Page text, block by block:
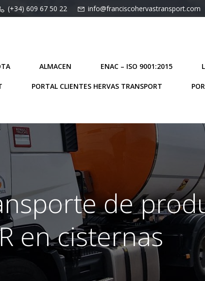
(+34) 609 67 50 22 info@franciscohervastransport.com
ALMACEN ENAC – ISO 9001:2015
PORTAL CLIENTES HERVAS TRANSPORT
de
en cisternas